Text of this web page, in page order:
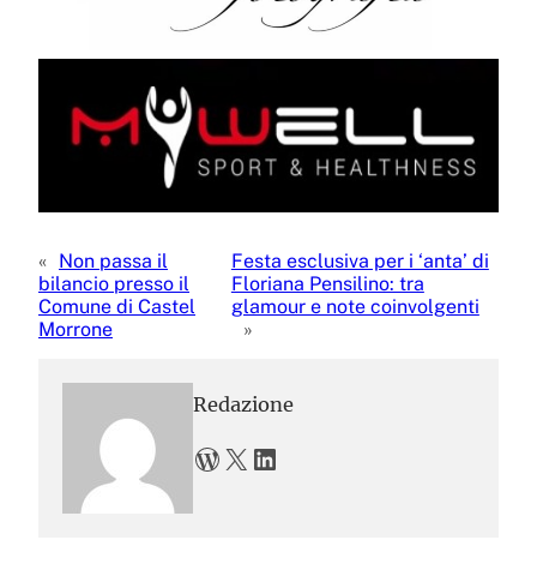
« Non passa il
bilancio presso il
Comune di Castel
Morrone
Festa esclusiva per i ‘anta’ di
Floriana Pensilino: tra
glamour e note coinvolgenti
»
Redazione
WordPress X LinkedIn